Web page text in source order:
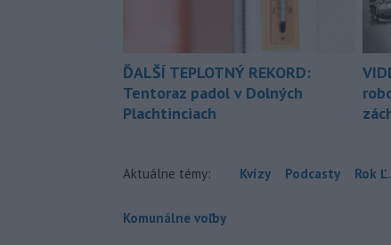
ĎALŠÍ TEPLOTNÝ REKORD:
Tentoraz padol v Dolných
Plachtinciach
Aktuálne témy: Kvízy Podcasty Rok
Komunálne voľby